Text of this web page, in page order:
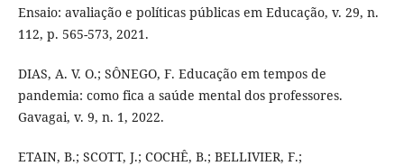
Ensaio: avaliação e políticas públicas em Educação, v. 29, n.
112, p. 565-573, 2021.
DIAS, A. V. O.; SÔNEGO, F. Educação em tempos de
pandemia: como fica a saúde mental dos professores.
Gavagai, v. 9, n. 1, 2022.
ETAIN, B.; SCOTT, J.; COCHÊ, B.; BELLIVIER, F.;